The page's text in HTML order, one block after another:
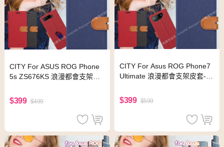
CITY For ASUS ROG Phone
5s ZS676KS 浪漫都會支架皮
$399 $499
CITY For Asus ROG Phone7
Ultimate 浪漫都會支架皮套-藍
$399 $599